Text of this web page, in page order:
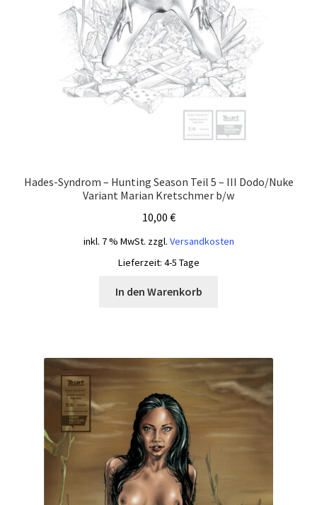
Hades-Syndrom – Hunting Season Teil 5 – III Dodo/Nuke
Variant Marian Kretschmer b/w
10,00 €
inkl. 7 % MwSt. zzgl. Versandkosten
Lieferzeit: 4-5 Tage
In den Warenkorb